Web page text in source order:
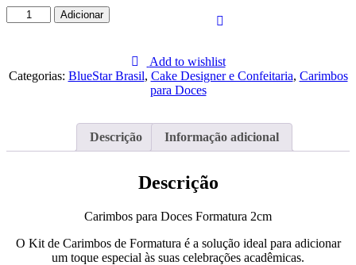
Quantidade
de
Doces
Formatura
Adicionar
Add to wishlist
Categorias: BlueStar Brasil, Cake Designer e Confeitaria, Carimbos
para Doces
Descrição Informação adicional
Descrição
Carimbos para Doces Formatura 2cm
O Kit de Carimbos de Formatura é a solução ideal para adicionar
um toque especial às suas celebrações acadêmicas.